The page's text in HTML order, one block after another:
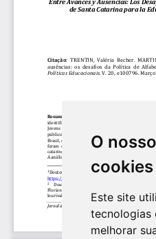
O
cookies
Este site
tecnologias
melhorar